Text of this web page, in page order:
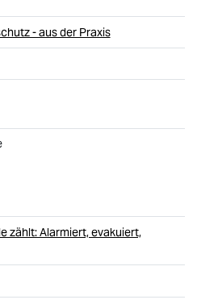
- aus der Praxis
zählt: Alarmiert, evakuiert,